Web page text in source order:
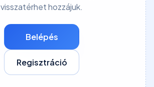
visszatérhet hozzájuk.
Belépés
Regisztráció